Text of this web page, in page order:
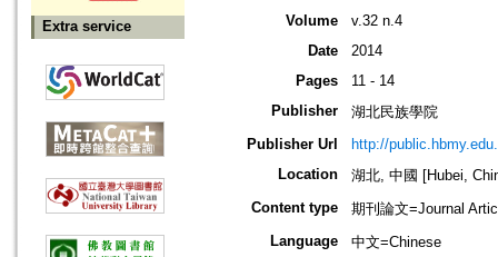
Extra service
Volume
v.32 n.4
Date
2014
Pages
11 - 14
Publisher
湖北民族學院
Publisher Url
http://
Location
湖北, 中國 [Hubei,
Content type
期刊論文=Journal
Language
中文=Chinese